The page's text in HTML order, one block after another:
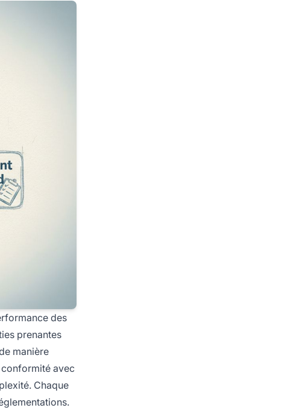
des
prenantes
manière
avec
Chaque